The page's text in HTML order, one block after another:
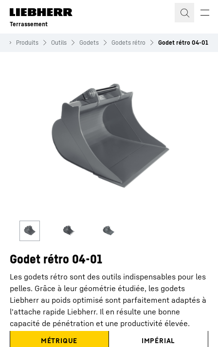
Terrassement
Produits Outils Godets Godets rétro Godet rétro 04-01
Godet rétro 04-01
Les godets rétro sont des outils indispensables pour les
pelles. Grâce à leur géométrie étudiée, les godets
Liebherr au poids optimisé sont parfaitement adaptés à
l'attache rapide Liebherr. Il en résulte une bonne
capacité de pénétration et une productivité élevée.
MÉTRIQUE IMPÉRIAL